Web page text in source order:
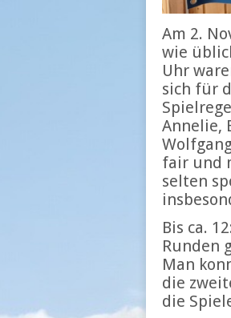
Am 2.
wie
Uhr
sich für
Annelie,
fair und
selten
Bis ca.
Runden
Man
die
die